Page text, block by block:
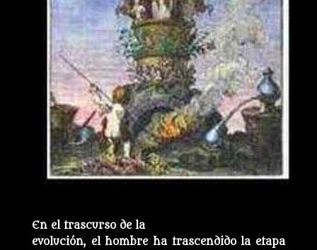
En el trascurso de la
evolución, el hombre ha trascendido la etapa